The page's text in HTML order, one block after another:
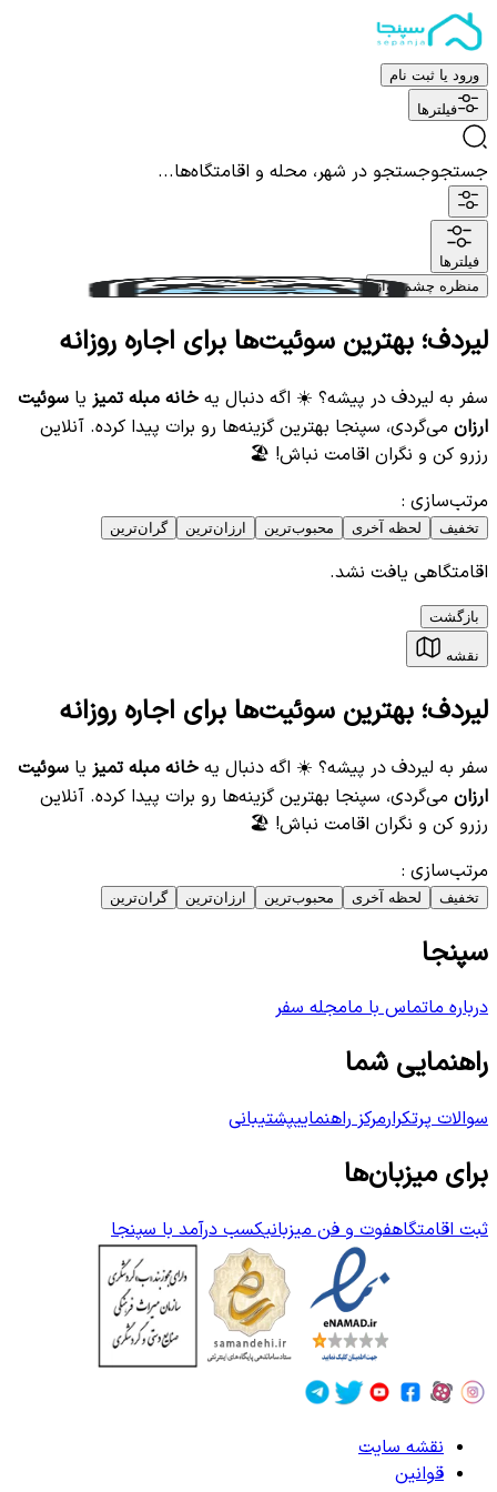
ورود یا ثبت نام
فیلترها
جستجوجستجو در شهر، محله و اقامتگاه‌ها...
فیلترها
منظره چشم نواز
لیردف؛ بهترین سوئیت‌ها برای اجاره روزانه
سفر به لیردف در پیشه؟ ☀️ اگه دنبال یه خانه مبله تمیز یا سوئیت
ارزان می‌گردی، سپنجا بهترین گزینه‌ها رو برات پیدا کرده. آنلاین
رزرو کن و نگران اقامت نباش! 🏖️
مرتب‌سازی :
تخفیف لحظه آخری محبوب‌ترین ارزان‌ترین گران‌ترین
اقامتگاهی یافت نشد.
بازگشت
نقشه
لیردف؛ بهترین سوئیت‌ها برای اجاره روزانه
سفر به لیردف در پیشه؟ ☀️ اگه دنبال یه خانه مبله تمیز یا سوئیت
ارزان می‌گردی، سپنجا بهترین گزینه‌ها رو برات پیدا کرده. آنلاین
رزرو کن و نگران اقامت نباش! 🏖️
مرتب‌سازی :
تخفیف لحظه آخری محبوب‌ترین ارزان‌ترین گران‌ترین
سپنجا
درباره ماتماس با مامجله سفر
راهنمایی شما
سوالات پرتکرارمرکز راهنماییپشتیبانی
برای میزبان‌ها
ثبت اقامتگاهفوت و فن میزبانیکسب درآمد با سپنجا
نقشه سایت
قوانین